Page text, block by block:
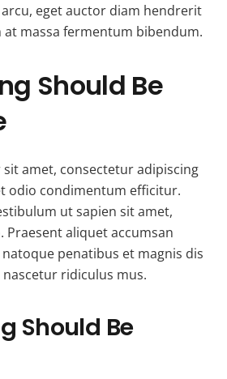
eget auctor diam hendrerit
massa fermentum bibendum.
Should Be
amet, consectetur adipiscing
odio condimentum efficitur.
ut sapien sit amet,
Praesent aliquet accumsan
penatibus et magnis dis
ridiculus mus.
Should Be